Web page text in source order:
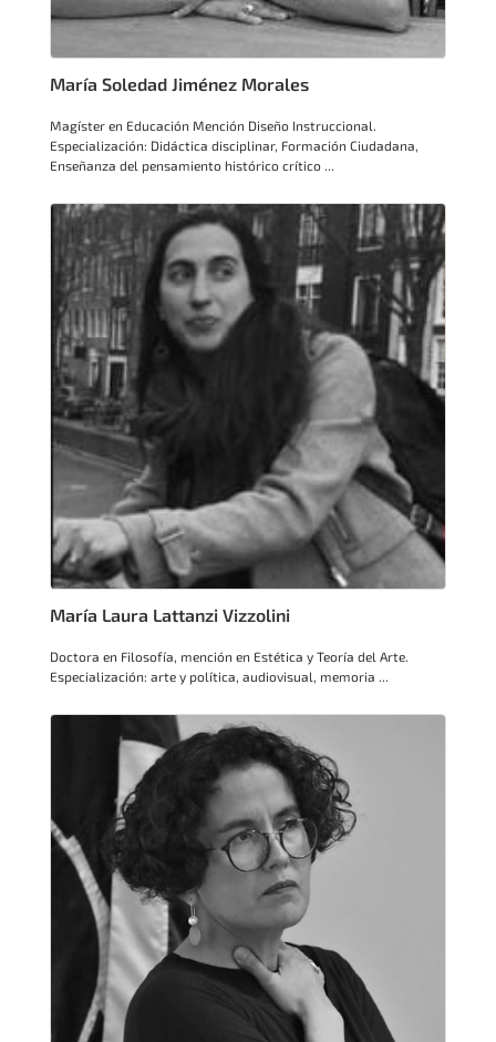
María Soledad Jiménez Morales
Magíster en Educación Mención Diseño Instruccional.
Especialización: Didáctica disciplinar, Formación Ciudadana,
Enseñanza del pensamiento histórico crítico ...
María Laura Lattanzi Vizzolini
Doctora en Filosofía, mención en Estética y Teoría del Arte.
Especialización: arte y política, audiovisual, memoria ...